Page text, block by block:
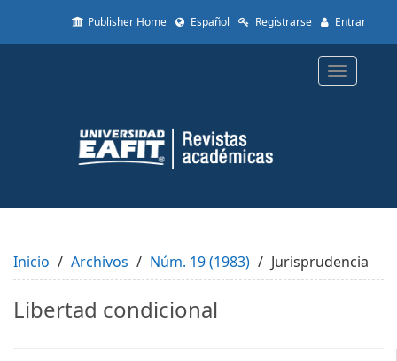
to
Content
Sidebar
Publisher Home Español Registrarse Entrar
Toggle
Inicio Archivos Núm. 19 (1983) Jurisprudencia
Libertad condicional